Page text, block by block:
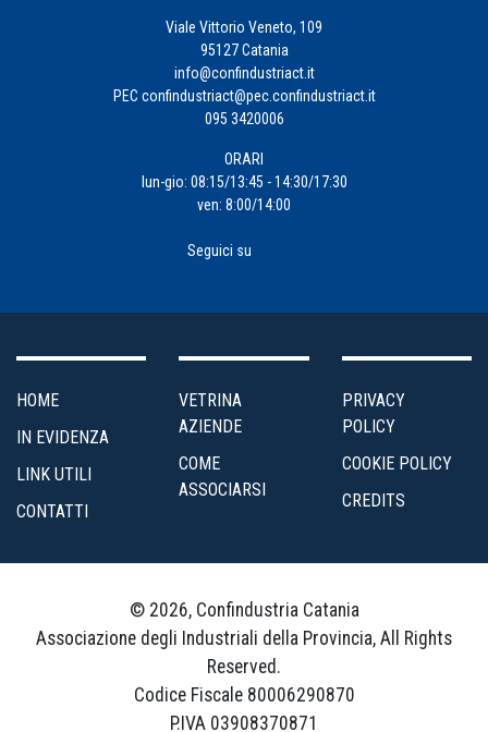
Viale Vittorio Veneto, 109
95127 Catania
info@confindustriact.it
PEC confindustriact@pec.confindustriact.it
095 3420006
ORARI
lun-gio: 08:15/13:45 - 14:30/17:30
ven: 8:00/14:00
Seguici su
HOME
IN EVIDENZA
LINK UTILI
CONTATTI
VETRINA
AZIENDE
COME
ASSOCIARSI
PRIVACY
POLICY
COOKIE POLICY
CREDITS
© 2026, Confindustria Catania
Associazione degli Industriali della Provincia, All Rights
Reserved.
Codice Fiscale 80006290870
P.IVA 03908370871